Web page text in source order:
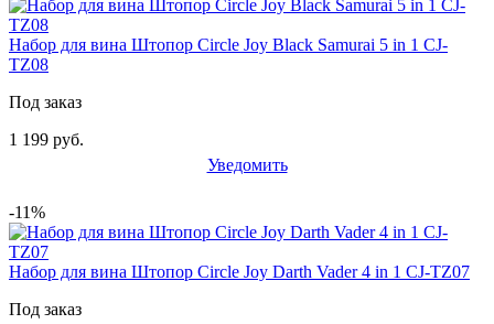
Набор для вина Штопор Circle Joy Black Samurai 5 in 1 CJ-
TZ08
Под заказ
1 199 руб.
Уведомить
-11%
Набор для вина Штопор Circle Joy Darth Vader 4 in 1 CJ-TZ07
Под заказ